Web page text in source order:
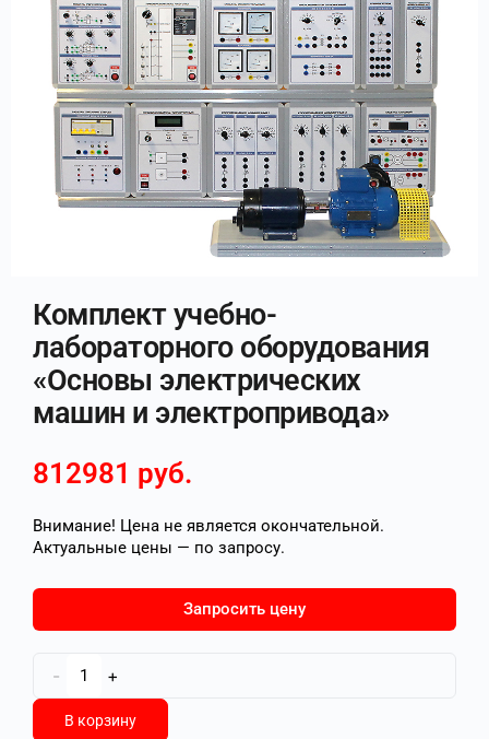
Комплект учебно-
лабораторного оборудования
«Основы электрических
машин и электропривода»
812981 руб.
Внимание! Цена не является окончательной.
Актуальные цены — по запросу.
Запросить цену
- +
В корзину